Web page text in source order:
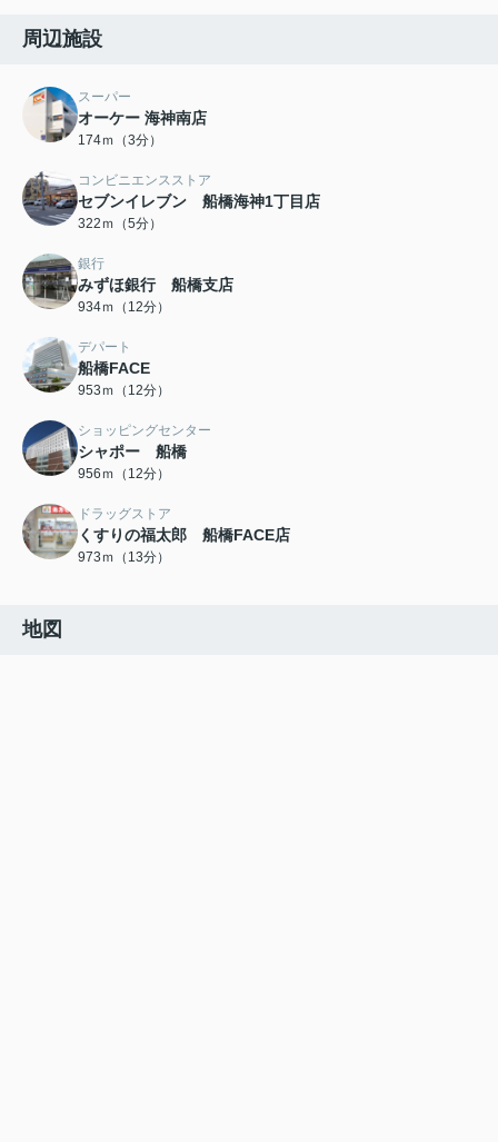
周辺施設
スーパー
オーケー 海神南店
174ｍ（3分）
コンビニエンスストア
セブンイレブン 船橋海神1丁目店
322ｍ（5分）
銀行
みずほ銀行 船橋支店
934ｍ（12分）
デパート
船橋FACE
953ｍ（12分）
ショッピングセンター
シャポー 船橋
956ｍ（12分）
ドラッグストア
くすりの福太郎 船橋FACE店
973ｍ（13分）
地図